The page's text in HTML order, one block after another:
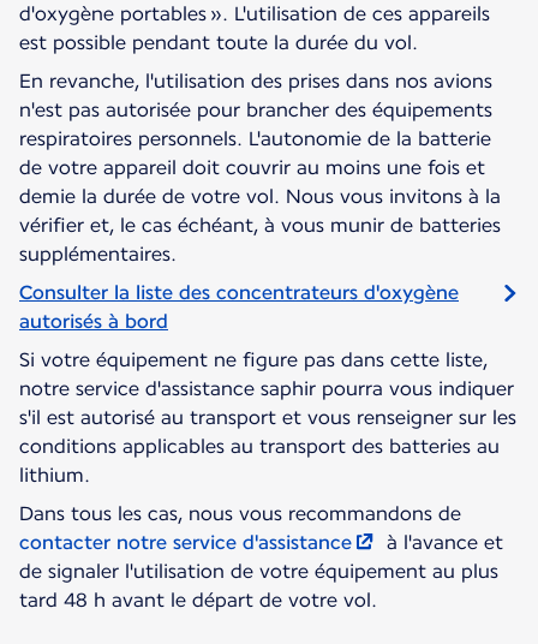
d'oxygène portables ». L'utilisation de ces appareils
est possible pendant toute la durée du vol.
En revanche, l'utilisation des prises dans nos avions
n'est pas autorisée pour brancher des équipements
respiratoires personnels. L'autonomie de la batterie
de votre appareil doit couvrir au moins une fois et
demie la durée de votre vol. Nous vous invitons à la
vérifier et, le cas échéant, à vous munir de batteries
supplémentaires.
Consulter la liste des concentrateurs d'oxygène
autorisés à bord
Si votre équipement ne figure pas dans cette liste,
notre service d'assistance saphir pourra vous indiquer
s'il est autorisé au transport et vous renseigner sur les
conditions applicables au transport des batteries au
lithium.
Dans tous les cas, nous vous recommandons de
contacter notre service d'assistance
à l'avance et
de signaler l'utilisation de votre équipement au plus
tard 48 h avant le départ de votre vol.